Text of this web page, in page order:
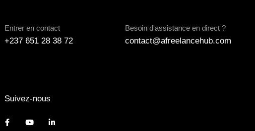
Entrer en contact
+237 651 28 38 72
Besoin d'assistance en direct ?
contact@afreelancehub.com
Suivez-nous